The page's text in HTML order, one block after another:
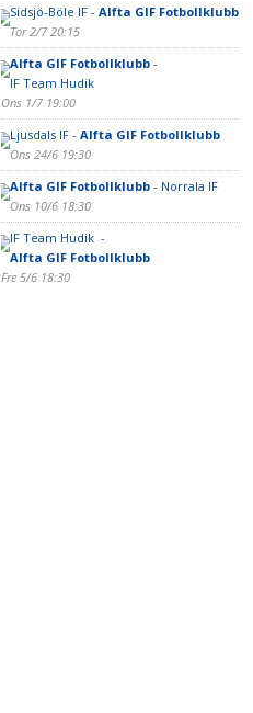
Sidsjö-Böle IF - Alfta GIF Fotbollklubb
Tor 2/7 20:15
Alfta GIF Fotbollklubb-
IF Team Hudik
Ons 1/7 19:00
Ljusdals IF - Alfta GIF Fotbollklubb
Ons 24/6 19:30
Alfta GIF Fotbollklubb- Norrala IF
Ons 10/6 18:30
IF Team Hudik -
Alfta GIF Fotbollklubb
Fre 5/6 18:30